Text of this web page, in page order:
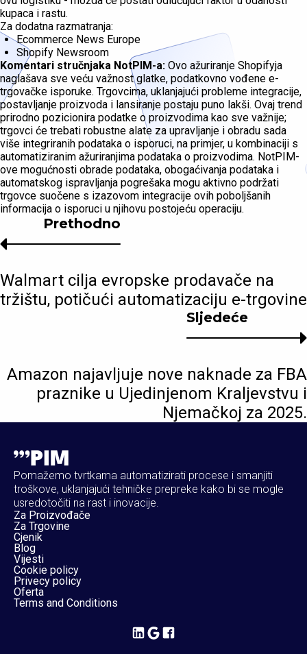
kupaca i rastu.
Za dodatna razmatranja:
Ecommerce News Europe
Shopify Newsroom
Komentari stručnjaka NotPIM-a: Ovo ažuriranje Shopifyja
naglašava sve veću važnost glatke, podatkovno vođene e-
trgovačke isporuke. Trgovcima, uklanjajući probleme integracije,
postavljanje proizvoda i lansiranje postaju puno lakši. Ovaj trend
prirodno pozicionira podatke o proizvodima kao sve važnije;
trgovci će trebati robustne alate za upravljanje i obradu sada
više integriranih podataka o isporuci, na primjer, u kombinaciji s
automatiziranim ažuriranjima podataka o proizvodima. NotPIM-
ove mogućnosti obrade podataka, obogaćivanja podataka i
automatskog ispravljanja pogrešaka mogu aktivno podržati
trgovce suočene s izazovom integracije ovih poboljšanih
informacija o isporuci u njihovu postojeću operaciju.
Sljedeće
Amazon najavljuje nove naknade za FBA
praznike u Ujedinjenom Kraljevstvu i
Njemačkoj za 2025.
Prethodno
Walmart cilja evropske prodavače na
tržištu, potičući automatizaciju e-trgovine
Pomažemo tvrtkama automatizirati procese i smanjiti
troškove, uklanjajući tehničke prepreke kako bi se mogle
usredotočiti na rast i inovacije.
Za Proizvođače
Za Trgovine
Cjenik
Blog
Vijesti
Cookie policy
Privecy policy
Oferta
Terms and Conditions